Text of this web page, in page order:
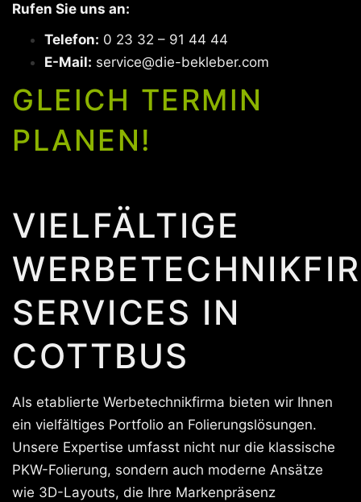
Rufen Sie uns an:
Telefon: 0 23 32 – 91 44 44
E-Mail: service@die-bekleber.com
GLEICH TERMIN
PLANEN!
VIELFÄLTIGE
SERVICES IN
COTTBUS
Als etablierte Werbetechnikfirma bieten wir Ihnen
ein vielfältiges Portfolio an Folierungslösungen.
Unsere Expertise umfasst nicht nur die klassische
PKW-Folierung, sondern auch moderne Ansätze
wie 3D-Layouts, die Ihre Markenpräsenz